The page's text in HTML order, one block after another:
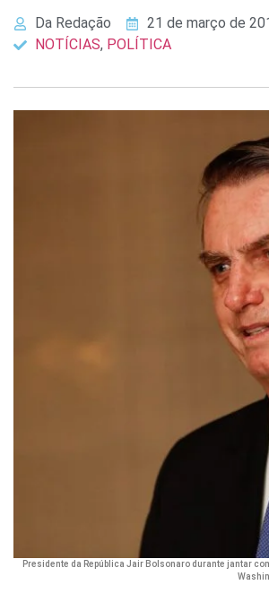
Da Redação
21 de março de
NOTÍCIAS, POLÍTICA
Presidente da República Jair Bolsonaro durante jantar